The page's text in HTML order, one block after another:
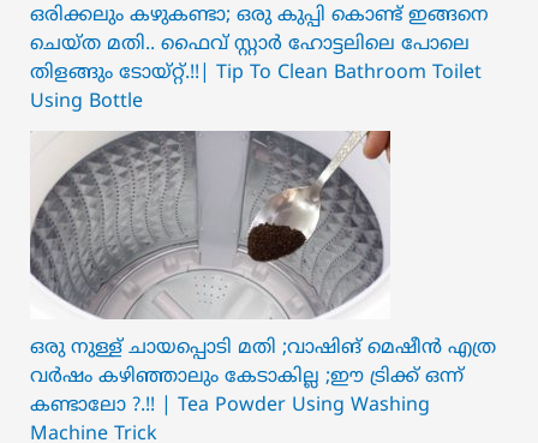
ഒരിക്കലും കഴുകണ്ടാ; ഒരു കുപ്പി കൊണ്ട് ഇങ്ങനെ
ചെയ്ത മതി.. ഫൈവ് സ്റ്റാർ ഹോട്ടലിലെ പോലെ
തിളങ്ങും ടോയ്റ്റ്.!!| Tip To Clean Bathroom Toilet
Using Bottle
ഒരു നുള്ള് ചായപ്പൊടി മതി ;വാഷിങ് മെഷീൻ എത്ര
വർഷം കഴിഞ്ഞാലും കേടാകില്ല ;ഈ ട്രിക്ക് ഒന്ന്
കണ്ടാലോ ?.!! | Tea Powder Using Washing
Machine Trick